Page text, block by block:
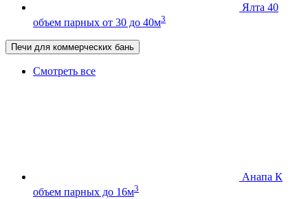
Ялта 40
объем парных от 30 до 40м3
Печи для коммерческих бань
Смотреть все
Анапа К
объем парных до 16м3